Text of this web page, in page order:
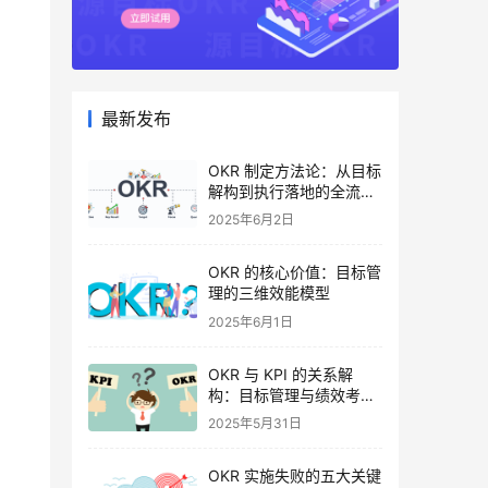
最新发布
OKR 制定方法论：从目标
解构到执行落地的全流程
指南
2025年6月2日
OKR 的核心价值：目标管
理的三维效能模型
2025年6月1日
OKR 与 KPI 的关系解
构：目标管理与绩效考核
的协同逻辑
2025年5月31日
OKR 实施失败的五大关键